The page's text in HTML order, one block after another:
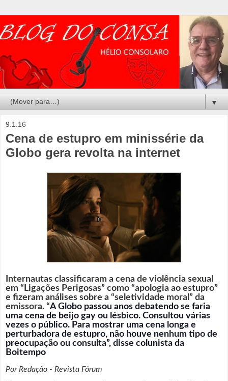
▼
9.1.16
Cena de estupro em minissérie da
Globo gera revolta na internet
Internautas classificaram a cena de violência sexual
em “Ligações Perigosas” como “apologia ao estupro”
e fizeram análises sobre a “seletividade moral” da
emissora. “A Globo passou anos debatendo se faria
uma cena de beijo gay ou lésbico. Consultou várias
vezes o público. Para mostrar uma cena longa e
perturbadora de estupro, não houve nenhum tipo de
preocupação ou consulta”, disse colunista da
Boitempo
Por Redação - Revista Fórum